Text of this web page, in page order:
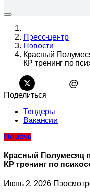
Пресс-центр
Новости
Красный
КР тренинг по
@
Поделиться
Тендеры
Вакансии
Помочь
Красный Полумесяц
КР тренинг по
Июнь 2, 2026